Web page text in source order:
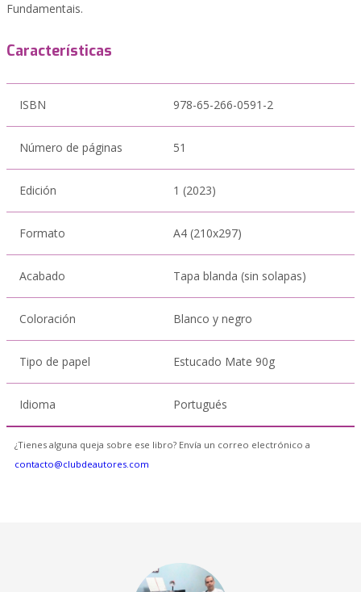
Fundamentais.
Características
ISBN 978-65-266-0591-2
Número de páginas 51
Edición 1 (2023)
Formato A4 (210x297)
Acabado Tapa blanda (sin solapas)
Coloración Blanco y negro
Tipo de papel Estucado Mate 90g
Idioma Portugués
¿Tienes alguna queja sobre ese libro? Envía un correo electrónico a
contacto@clubdeautores.com